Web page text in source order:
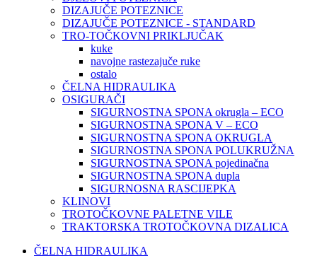
DIZAJUČE POTEZNICE
DIZAJUČE POTEZNICE - STANDARD
TRO-TOČKOVNI PRIKLJUČAK
kuke
navojne rastezajuče ruke
ostalo
ČELNA HIDRAULIKA
OSIGURAČI
SIGURNOSTNA SPONA okrugla – ECO
SIGURNOSTNA SPONA V – ECO
SIGURNOSTNA SPONA OKRUGLA
SIGURNOSTNA SPONA POLUKRUŽNA
SIGURNOSTNA SPONA pojedinačna
SIGURNOSTNA SPONA dupla
SIGURNOSNA RASCIJEPKA
KLINOVI
TROTOČKOVNE PALETNE VILE
TRAKTORSKA TROTOČKOVNA DIZALICA
ČELNA HIDRAULIKA